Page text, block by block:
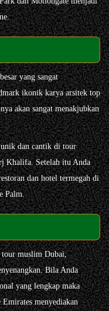
yang sangat
ikonik karya arsitek top
akan sangat menakjubkan
dan cantik di tour
Khalifa. Setelah itu Anda
dan hotel termegah di
Palm.
tour muslim Dubai,
Bila Anda
yang lengkap maka
menyediakan